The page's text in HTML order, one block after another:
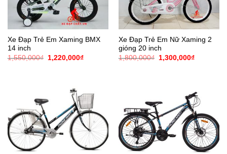
Xe Đạp Trẻ Em Xaming BMX
14 inch
1,550,000₫
Giá
gốc
1,220,000₫Giá
Xe Đạp Trẻ Em Nữ Xaming 2
gióng 20 inch
1,800,000₫
Giá
gốc
1,300,000₫Giá